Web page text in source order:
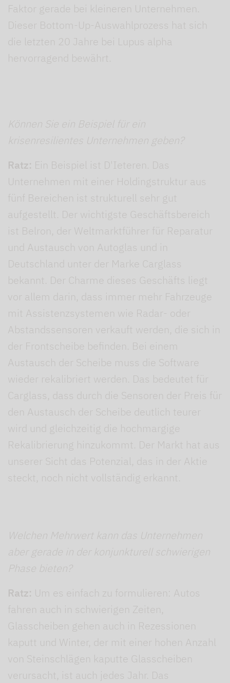
Faktor gerade bei kleineren Unternehmen.
Dieser Bottom-Up-Auswahlprozess hat sich
die letzten 20 Jahre bei Lupus alpha
hervorragend bewährt.
Können Sie ein Beispiel für ein
krisenresilientes Unternehmen geben?
Ratz: Ein Beispiel ist D'Ieteren. Das
Unternehmen mit einer Holdingstruktur aus
fünf Bereichen ist strukturell sehr gut
aufgestellt. Der wichtigste Geschäftsbereich
ist Belron, der Weltmarktführer für Reparatur
und Austausch von Autoglas und in
Deutschland unter der Marke Carglass
bekannt. Der Charme dieses Geschäfts liegt
vor allem darin, dass immer mehr Fahrzeuge
mit Assistenzsystemen wie Radar- oder
Abstandssensoren verkauft werden, die sich in
der Frontscheibe befinden. Bei einem
Austausch der Scheibe muss die Software
wieder rekalibriert werden. Das bedeutet für
Carglass, dass durch die Sensoren der Preis für
den Austausch der Scheibe deutlich teurer
wird und gleichzeitig die hochmargige
Rekalibrierung hinzukommt. Der Markt hat aus
unserer Sicht das Potenzial, das in der Aktie
steckt, noch nicht vollständig erkannt.
Welchen Mehrwert kann das Unternehmen
aber gerade in der konjunkturell schwierigen
Phase bieten?
Ratz: Um es einfach zu formulieren: Autos
fahren auch in schwierigen Zeiten,
Glasscheiben gehen auch in Rezessionen
kaputt und Winter, der mit einer hohen Anzahl
von Steinschlägen kaputte Glasscheiben
verursacht, ist auch jedes Jahr. Das